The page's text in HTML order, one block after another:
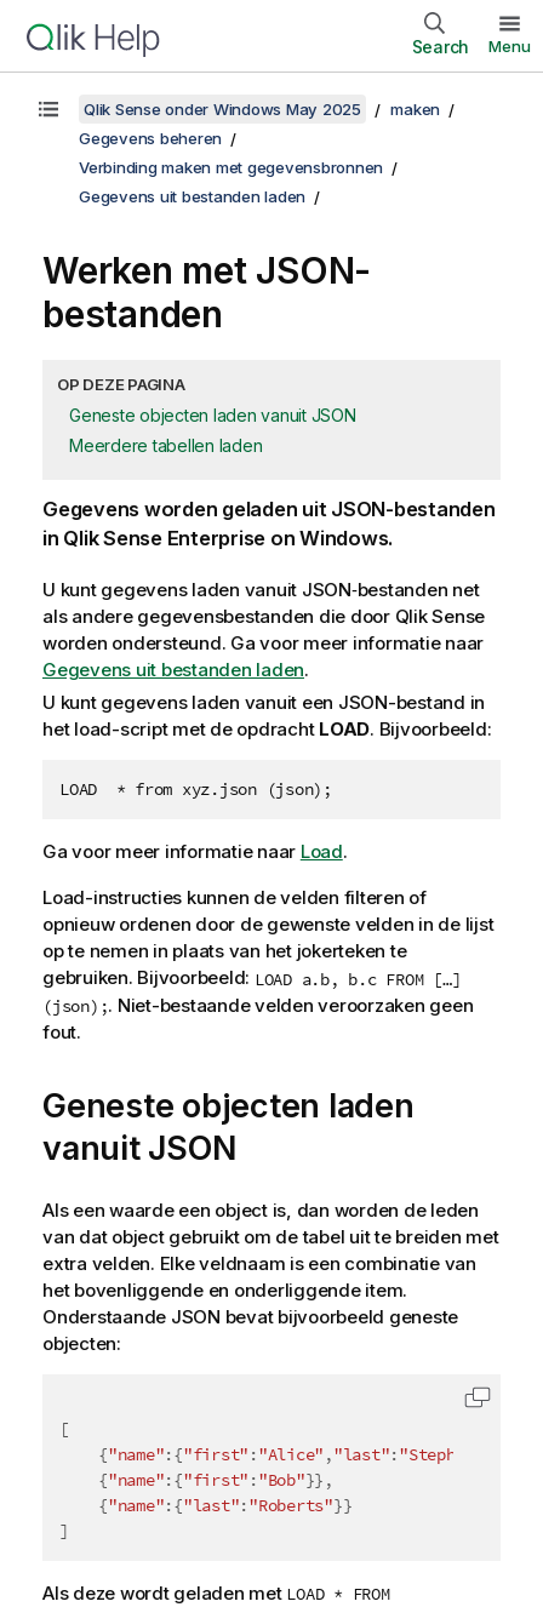
Search Menu
Qlik Sense onder Windows May 2025
maken
Gegevens beheren
Verbinding maken met gegevensbronnen
Gegevens uit bestanden laden
Werken met JSON-
bestanden
OP DEZE PAGINA
Geneste objecten laden vanuit JSON
Meerdere tabellen laden
Gegevens worden geladen uit JSON-bestanden
in Qlik Sense Enterprise on Windows.
U kunt gegevens laden vanuit JSON‑bestanden net
als andere gegevensbestanden die door Qlik Sense
worden ondersteund. Ga voor meer informatie naar
Gegevens uit bestanden laden.
U kunt gegevens laden vanuit een JSON-bestand in
het load-script met de opdracht LOAD. Bijvoorbeeld:
LOAD  * from xyz.json (json);
Ga voor meer informatie naar Load.
Load-instructies kunnen de velden filteren of
opnieuw ordenen door de gewenste velden in de lijst
op te nemen in plaats van het jokerteken te
gebruiken. Bijvoorbeeld: LOAD a.b, b.c FROM […]
(json);. Niet-bestaande velden veroorzaken geen
fout.
Geneste objecten laden
vanuit JSON
Als een waarde een object is, dan worden de leden
van dat object gebruikt om de tabel uit te breiden met
extra velden. Elke veldnaam is een combinatie van
het bovenliggende en onderliggende item.
Onderstaande JSON bevat bijvoorbeeld geneste
objecten:
[
{"name":{"first" :"Alice" ,"last":"Stephenson"
{"name":{"first" :"Bob"}} ,
{"name":{"last":"Roberts"}}
]
Code
Als deze wordt geladen met LOAD * FROM